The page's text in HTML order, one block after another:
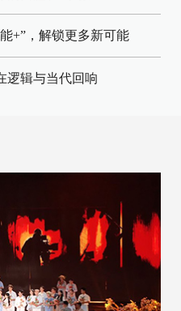
+”，解锁更多新可能
逻辑与当代回响